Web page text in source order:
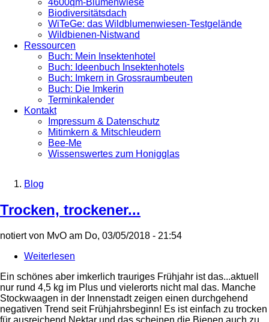
Biodiversitätsdach
WiTeGe: das Wildblumenwiesen-Testgelände
Wildbienen-Nistwand
Ressourcen
Buch: Mein Insektenhotel
Buch: Ideenbuch Insektenhotels
Buch: Imkern in Grossraumbeuten
Buch: Die Imkerin
Terminkalender
Kontakt
Impressum & Datenschutz
Mitimkern & Mitschleudern
Bee-Me
Wissenswertes zum Honigglas
Blog
Trocken, trockener...
notiert von MvO am Do, 03/05/2018 - 21:54
Weiterlesen
trockener...
Ein schönes aber imkerlich trauriges Frühjahr ist das...aktuell
nur rund 4,5 kg im Plus und vielerorts nicht mal das. Manche
Stockwaagen in der Innenstadt zeigen einen durchgehend
negativen Trend seit Frühjahrsbeginn! Es ist einfach zu trocken
für ausreichend Nektar und das scheinen die Bienen auch zu